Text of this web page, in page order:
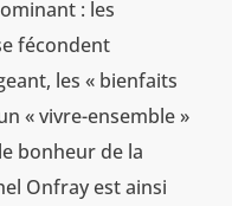
: les
fécondent
les « bienfaits
« vivre-ensemble »
bonheur de la
Onfray est ainsi